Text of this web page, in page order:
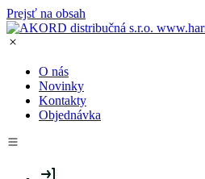
Prejsť na obsah
O nás
Novinky
Kontakty
Objednávka